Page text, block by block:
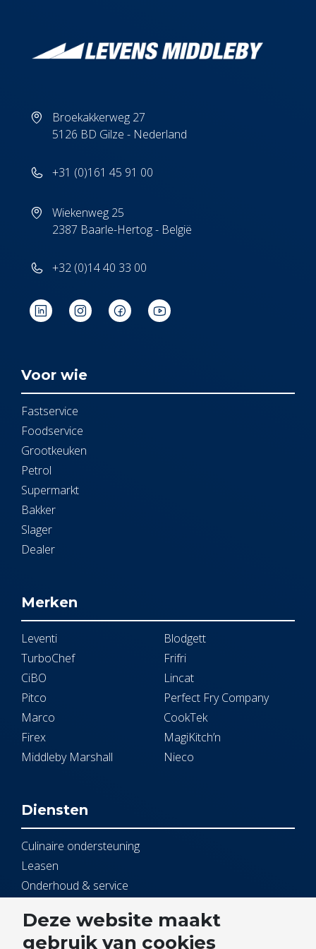
Broekakkerweg 27
5126 BD Gilze - Nederland
+31 (0)161 45 91 00
Wiekenweg 25
2387 Baarle-Hertog - België
+32 (0)14 40 33 00
Voor wie
Fastservice
Foodservice
Grootkeuken
Petrol
Supermarkt
Bakker
Slager
Dealer
Merken
Leventi
TurboChef
CiBO
Pitco
Marco
Firex
Middleby Marshall
Blodgett
Frifri
Lincat
Perfect Fry Company
CookTek
MagiKitch’n
Nieco
Diensten
Culinaire ondersteuning
Leasen
Onderhoud & service
Deze website maakt
gebruik van cookies